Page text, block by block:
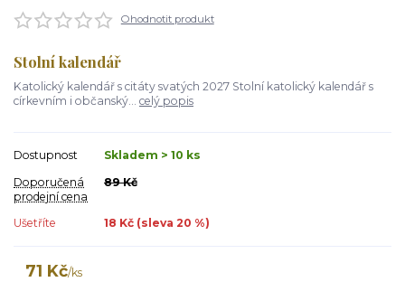
Ohodnotit produkt
Stolní kalendář
Katolický kalendář s citáty svatých 2027 Stolní katolický kalendář s
církevním i občanský... celý popis
Dostupnost
Skladem > 10 ks
Doporučená
prodejní cena
89 Kč
Ušetříte 18 Kč (sleva 20 %)
71 Kč/ks